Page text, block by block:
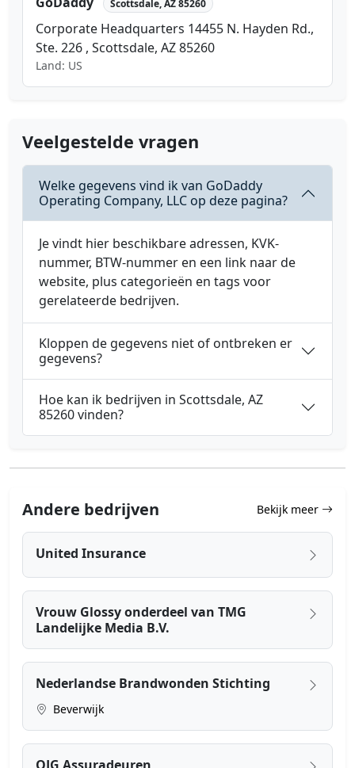
Scottsdale, AZ 85260
Corporate Headquarters 14455 N. Hayden Rd.,
Ste. 226 , Scottsdale, AZ 85260
Land: US
Veelgestelde vragen
Welke gegevens vind ik van GoDaddy
Operating Company, LLC op deze pagina?
Je vindt hier beschikbare adressen, KVK-
nummer, BTW-nummer en een link naar de
website, plus categorieën en tags voor
gerelateerde bedrijven.
Kloppen de gegevens niet of ontbreken er
gegevens?
Hoe kan ik bedrijven in Scottsdale, AZ
85260 vinden?
Andere bedrijven Bekijk meer
United Insurance
Vrouw Glossy onderdeel van TMG
Landelijke Media B.V.
Nederlandse Brandwonden Stichting
Beverwijk